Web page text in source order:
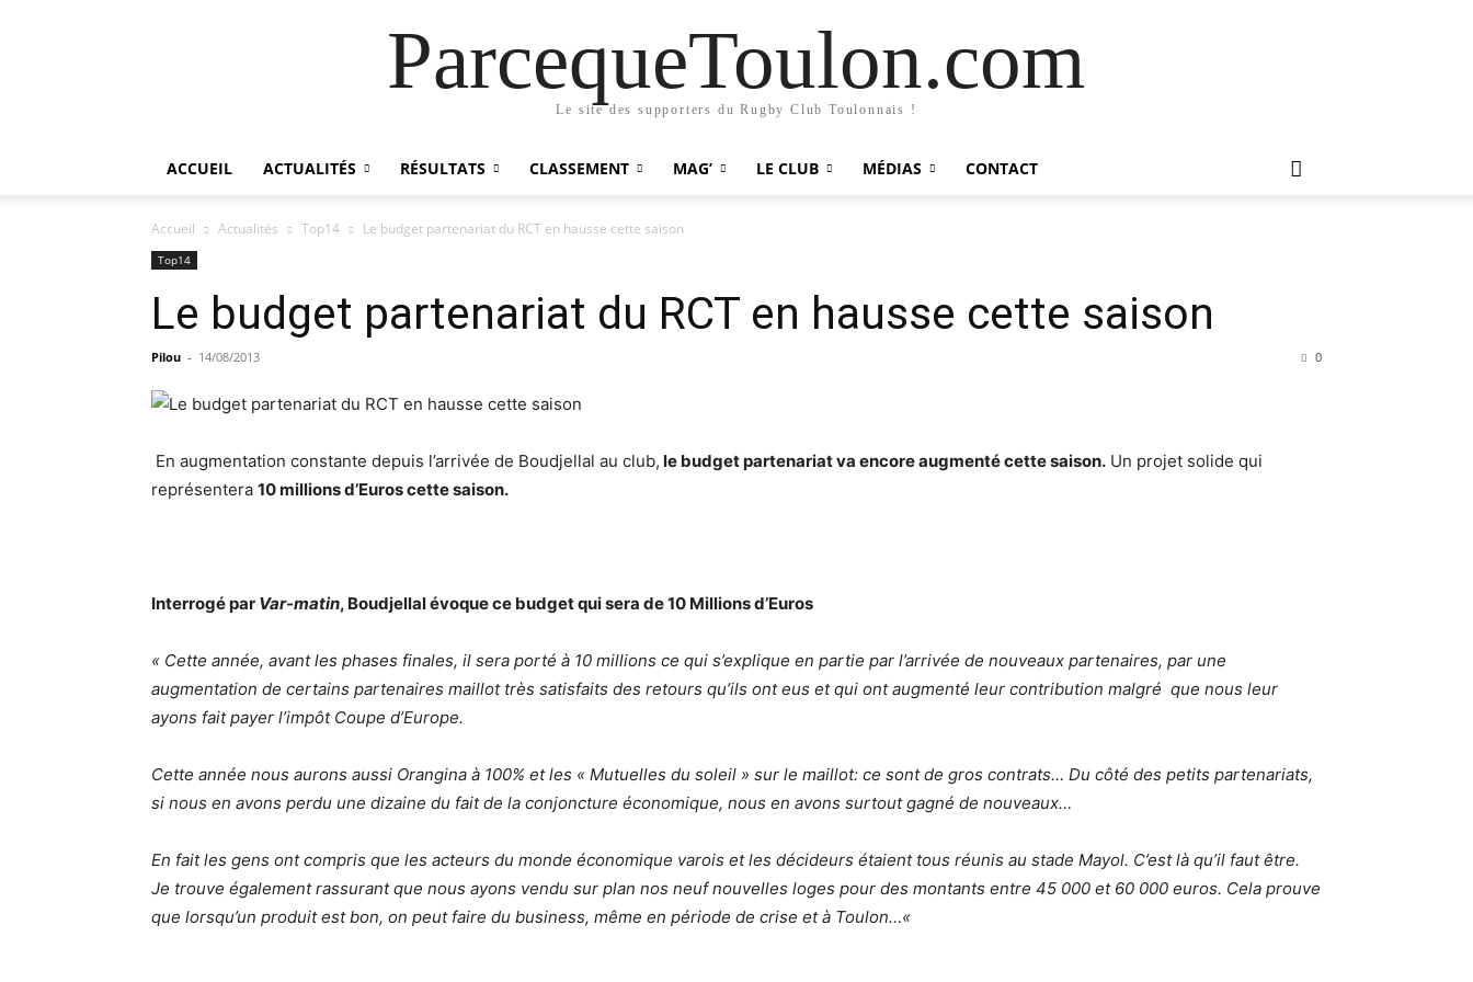
ParcequeToulon.com
Le site des supporters du Rugby Club Toulonnais !
ACCUEIL ACTUALITÉS RÉSULTATS CLASSEMENT MAG’ LE CLUB MÉDIAS CONTACT
Accueil Actualités Top14 Le budget partenariat du RCT en hausse cette saison
Top14
Le budget partenariat du RCT en hausse cette saison
Pilou - 14/08/2013 0
En augmentation constante depuis l’arrivée de Boudjellal au club, le budget partenariat va encore augmenté cette saison. Un projet solide qui
représentera 10 millions d’Euros cette saison.
Interrogé par Var-matin, Boudjellal évoque ce budget qui sera de 10 Millions d’Euros
« Cette année, avant les phases finales, il sera porté à 10 millions ce qui s’explique en partie par l’arrivée de nouveaux partenaires, par une
augmentation de certains partenaires maillot très satisfaits des retours qu’ils ont eus et qui ont augmenté leur contribution malgré que nous leur
ayons fait payer l’impôt Coupe d’Europe.
Cette année nous aurons aussi Orangina à 100% et les « Mutuelles du soleil » sur le maillot: ce sont de gros contrats… Du côté des petits partenariats,
si nous en avons perdu une dizaine du fait de la conjoncture économique, nous en avons surtout gagné de nouveaux…
En fait les gens ont compris que les acteurs du monde économique varois et les décideurs étaient tous réunis au stade Mayol. C’est là qu’il faut être.
Je trouve également rassurant que nous ayons vendu sur plan nos neuf nouvelles loges pour des montants entre 45 000 et 60 000 euros. Cela prouve
que lorsqu’un produit est bon, on peut faire du business, même en période de crise et à Toulon…«